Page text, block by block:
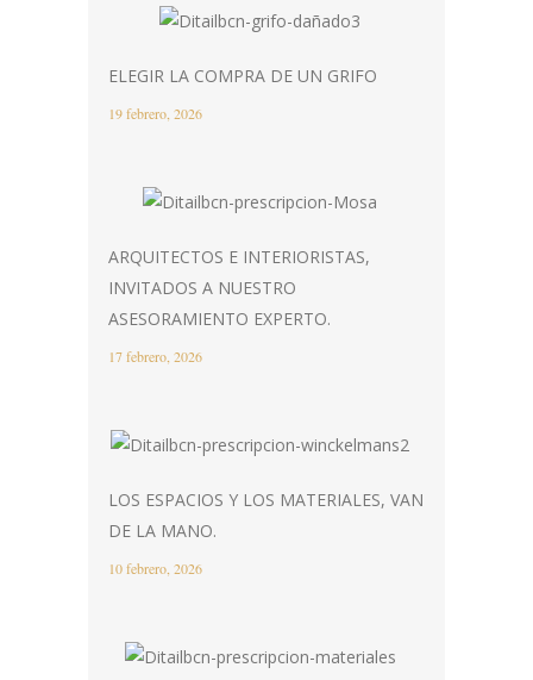
ELEGIR LA COMPRA DE UN GRIFO
19 febrero, 2026
ARQUITECTOS E INTERIORISTAS,
INVITADOS A NUESTRO
ASESORAMIENTO EXPERTO.
17 febrero, 2026
LOS ESPACIOS Y LOS MATERIALES, VAN
DE LA MANO.
10 febrero, 2026